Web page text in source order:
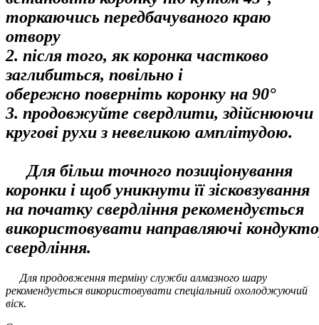
торкаючись передбачуваного краю
отвору
2. після того, як коронка частково
заглибиться, повільно і
обережно поверніть коронку на 90°
3. продовжуйте свердлити, здійснюючи
кругові рухи з невеликою амплітудою.
Для більш точного позиціонування
коронки і щоб уникнути її зісковзування
на початку свердління рекомендується
використовувати направляючі
свердління.
Для продовження терміну служби алмазного шару
рекомендується використовувати спеціальний охолоджуючий
віск.